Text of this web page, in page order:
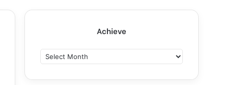
Achieve
c